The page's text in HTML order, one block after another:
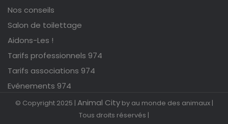
Nos conseils
Salon de toilettage
Aidons-Les !
Tarifs professionnels 974
Tarifs associations 974
Evénements 974
© Copyright 2025 | Animal Cityby au monde des animaux |
Tous droits réservés |